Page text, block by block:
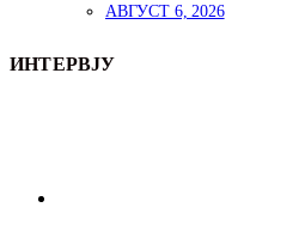
АВГУСТ 6, 2026
ИНТЕРВЈУ